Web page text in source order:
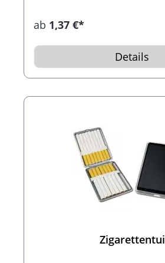
ab 1,37 €*
Details
Zigarettentui